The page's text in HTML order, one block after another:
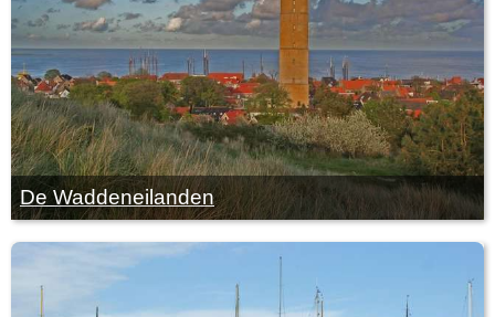
De Waddeneilanden